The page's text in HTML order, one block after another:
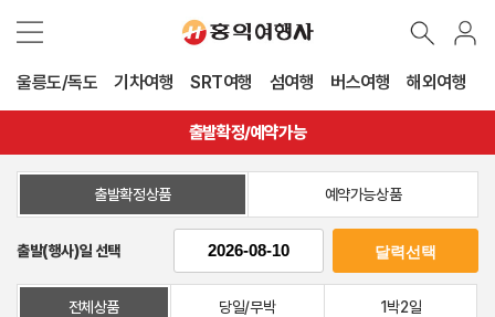
울릉도/독도 기차여행 SRT여행 섬여행 버스여행 해외여행
출발확정/예약가능
출발확정상품 예약가능상품
출발(행사)일 선택
전체상품 당일/무박 1박2일